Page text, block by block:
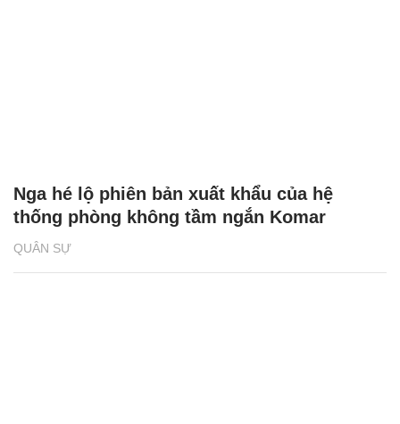
QUÂN SỰ
Nga hé lộ phiên bản xuất khẩu của hệ
thống phòng không tầm ngắn Komar